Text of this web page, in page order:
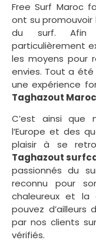
Free Surf Maroc
ont su
du surf. Afin
particulièrement
les moyens pour
envies. Tout a été
une expérience
Taghazout Maroc
C’est ainsi que
l’Europe et des
plaisir à se
Taghazout
passionnés du
reconnu pour
chaleureux et la
pouvez d’ailleurs
par nos clients
vérifiés.